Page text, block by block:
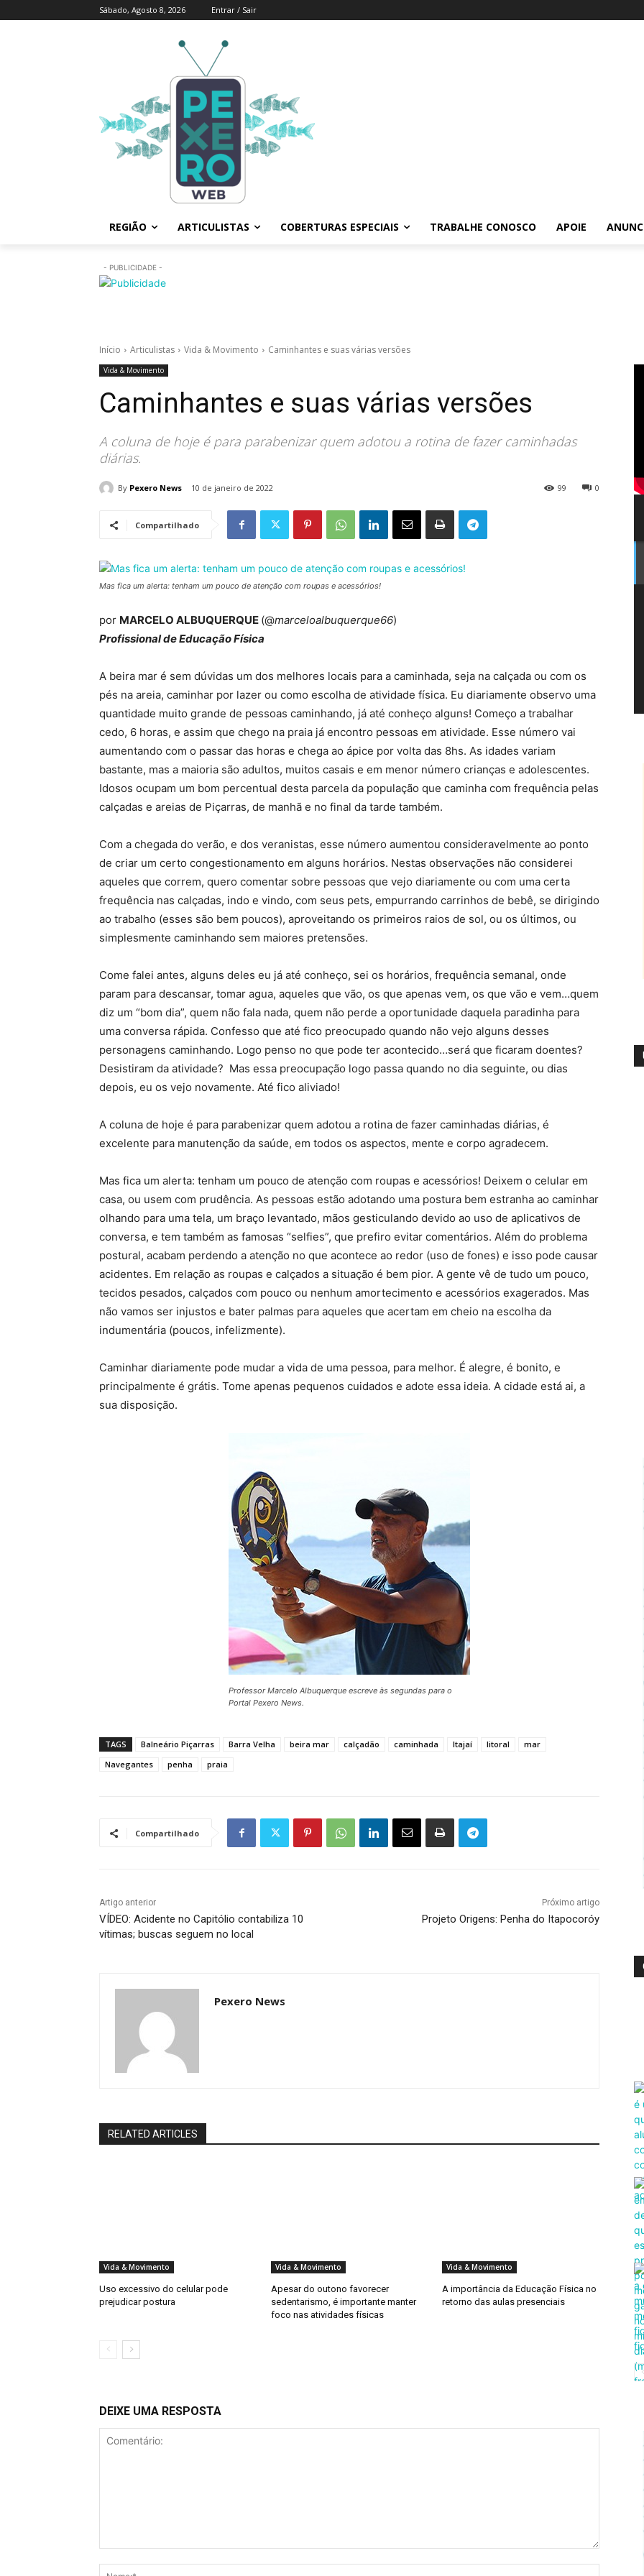
Sábado, Agosto 8, 2026 Entrar / Sair
REGIÃO ARTICULISTAS COBERTURAS ESPECIAIS TRABALHE CONOSCO APOIE
- PUBLICIDADE -
Início Articulistas Vida & Movimento Caminhantes e suas várias versões
Vida & Movimento
Caminhantes e suas várias versões
A coluna de hoje é para parabenizar quem adotou a rotina de fazer caminhadas
diárias.
By Pexero News 10 de janeiro de 2022 0
99
Compartilhado
Mas fica um alerta: tenham um pouco de atenção com roupas e acessórios!
por MARCELO ALBUQUERQUE (@marceloalbuquerque66)
Profissional de Educação Física
A beira mar é sem dúvidas um dos melhores locais para a caminhada, seja na calçada ou com os
pés na areia, caminhar por lazer ou como escolha de atividade física. Eu diariamente observo uma
quantidade muito grande de pessoas caminhando, já até conheço alguns! Começo a trabalhar
cedo, 6 horas, e assim que chego na praia já encontro pessoas em atividade. Esse número vai
aumentando com o passar das horas e chega ao ápice por volta das 8hs. As idades variam
bastante, mas a maioria são adultos, muitos casais e em menor número crianças e adolescentes.
Idosos ocupam um bom percentual desta parcela da população que caminha com frequência pelas
calçadas e areias de Piçarras, de manhã e no final da tarde também.
Com a chegada do verão, e dos veranistas, esse número aumentou consideravelmente ao ponto
de criar um certo congestionamento em alguns horários. Nestas observações não considerei
aqueles que correm, quero comentar sobre pessoas que vejo diariamente ou com uma certa
frequência nas calçadas, indo e vindo, com seus pets, empurrando carrinhos de bebê, se dirigindo
ao trabalho (esses são bem poucos), aproveitando os primeiros raios de sol, ou os últimos, ou
simplesmente caminhando sem maiores pretensões.
Come falei antes, alguns deles eu já até conheço, sei os horários, frequência semanal, onde
param para descansar, tomar agua, aqueles que vão, os que apenas vem, os que vão e vem…quem
diz um “bom dia”, quem não fala nada, quem não perde a oportunidade daquela paradinha para
uma conversa rápida. Confesso que até fico preocupado quando não vejo alguns desses
personagens caminhando. Logo penso no que pode ter acontecido…será que ficaram doentes?
Desistiram da atividade? Mas essa preocupação logo passa quando no dia seguinte, ou dias
depois, eu os vejo novamente. Até fico aliviado!
A coluna de hoje é para parabenizar quem adotou a rotina de fazer caminhadas diárias, é
excelente para manutenção da saúde, em todos os aspectos, mente e corpo agradecem.
Mas fica um alerta: tenham um pouco de atenção com roupas e acessórios! Deixem o celular em
casa, ou usem com prudência. As pessoas estão adotando uma postura bem estranha ao caminhar
olhando para uma tela, um braço levantado, mãos gesticulando devido ao uso de aplicativos de
conversa, e tem também as famosas “selfies”, que prefiro evitar comentários. Além do problema
postural, acabam perdendo a atenção no que acontece ao redor (uso de fones) e isso pode causar
acidentes. Em relação as roupas e calçados a situação é bem pior. A gente vê de tudo um pouco,
tecidos pesados, calçados com pouco ou nenhum amortecimento e acessórios exagerados. Mas
não vamos ser injustos e bater palmas para aqueles que acertam em cheio na escolha da
indumentária (poucos, infelizmente).
Caminhar diariamente pode mudar a vida de uma pessoa, para melhor. É alegre, é bonito, e
principalmente é grátis. Tome apenas pequenos cuidados e adote essa ideia. A cidade está ai, a
sua disposição.
Professor Marcelo Albuquerque escreve às segundas para o
Portal Pexero News.
TAGS Balneário Piçarras Barra Velha beira mar calçadão caminhada Itajaí litoral
mar
Navegantes
penha praia
Compartilhado
Artigo anterior
VÍDEO: Acidente no Capitólio contabiliza 10
vítimas; buscas seguem no local
Próximo artigo
Projeto Origens: Penha do Itapocoróy
Pexero News
RELATED ARTICLES
Vida & Movimento
Uso excessivo do celular pode
prejudicar postura
Vida & Movimento
Apesar do outono favorecer
sedentarismo, é importante manter
foco nas atividades físicas
Vida & Movimento
A importância da Educação Física no
retorno das aulas presenciais
DEIXE UMA RESPOSTA